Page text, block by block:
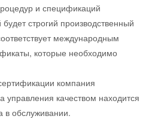
и спецификаций
строгий производственный
международным
которые необходимо
компания
управления качеством находится
в обслуживании.